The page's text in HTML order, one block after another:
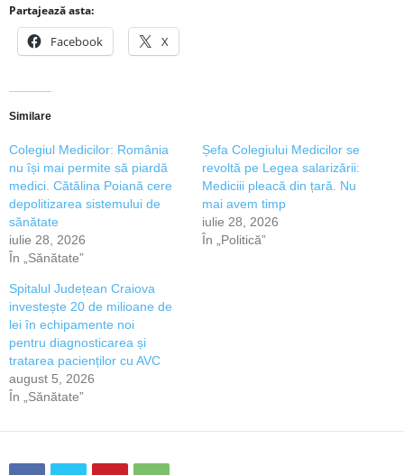
Partajează asta:
Facebook X
Similare
Colegiul Medicilor: România
nu își mai permite să piardă
medici. Cătălina Poiană cere
depolitizarea sistemului de
sănătate
iulie 28, 2026
În „Sănătate”
Șefa Colegiului Medicilor se
revoltă pe Legea salarizării:
Mediciii pleacă din țară. Nu
mai avem timp
iulie 28, 2026
În „Politică”
Spitalul Județean Craiova
investește 20 de milioane de
lei în echipamente noi
pentru diagnosticarea și
tratarea pacienților cu AVC
august 5, 2026
În „Sănătate”